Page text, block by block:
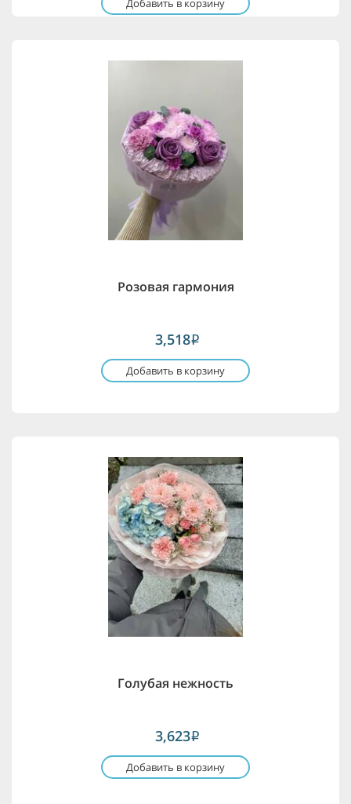
Добавить в корзину
Розовая гармония
3,518i
Добавить в корзину
Голубая нежность
3,623i
Добавить в корзину